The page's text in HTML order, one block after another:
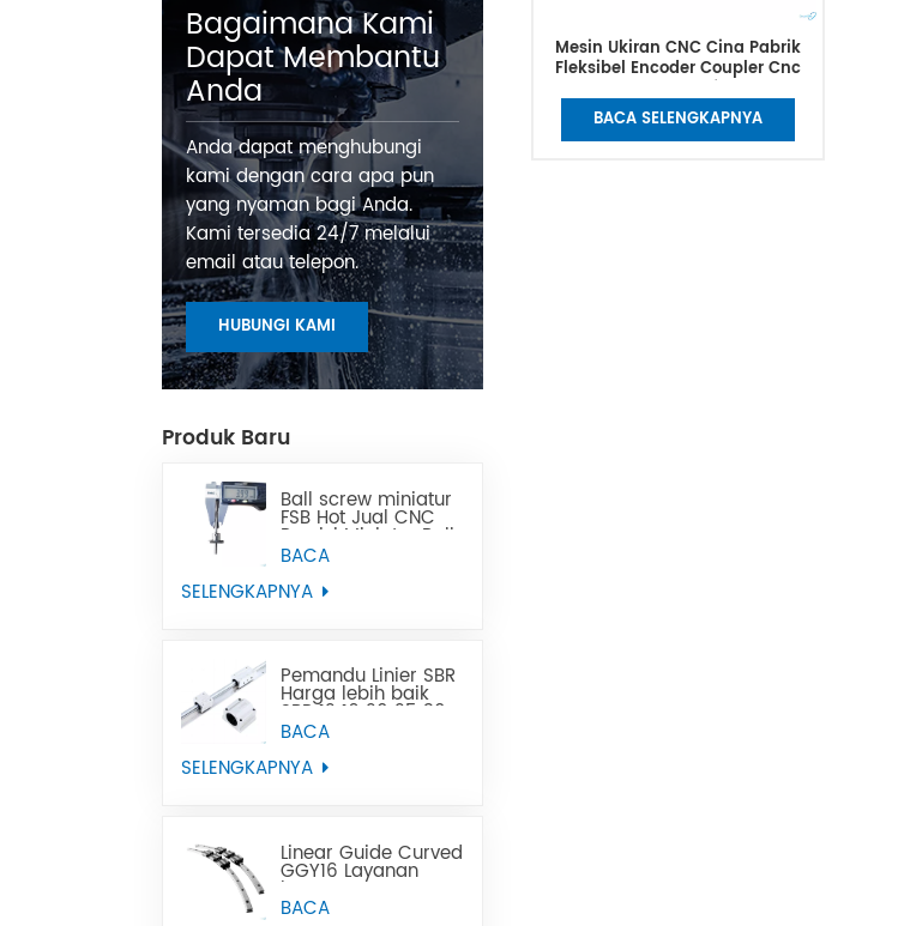
Bagaimana Kami
Dapat Membantu
Anda
Anda dapat menghubungi
kami dengan cara apa pun
yang nyaman bagi Anda.
Kami tersedia 24/7 melalui
email atau telepon.
HUBUNGI KAMI
Produk Baru
Ball screw miniatur
FSB Hot Jual CNC
Presisi Miniatur Ball
Lead Screw Dapat
Menggantikan Tbi
BACA
SELENGKAPNYA
Pemandu Linier SBR
Harga lebih baik
SBR 12 16 20 25 30
35 40 50 rel
BACA
SELENGKAPNYA
Linear Guide Curved
GGY16 Layanan
kustom OEM
disediakan, rel
BACA
Mesin Ukiran CNC Cina Pabrik
Fleksibel Encoder Coupler Cnc
Clamp Beam Coupling
BACA SELENGKAPNYA